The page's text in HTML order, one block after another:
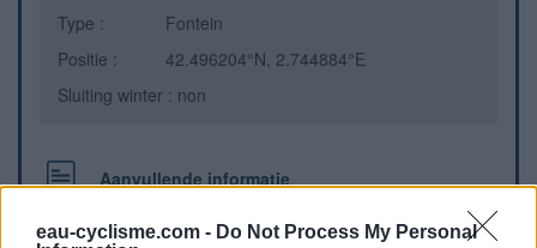
eau-cyclisme.com - Do Not Process My Personal
Type :
Fontein
Positie :
42.496204°N, 2.744884°E
Sluiting winter : non
Aanvullende informatie
Au départ du col de Llauro, à l’entrée de la petite rue en